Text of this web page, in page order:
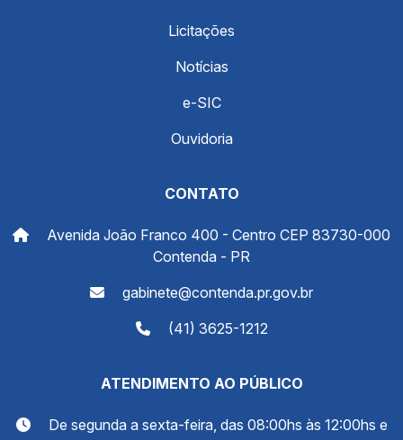
Licitações
Notícias
e-SIC
Ouvidoria
CONTATO
Avenida João Franco 400 - Centro CEP 83730-000
Contenda - PR
gabinete@contenda.pr.gov.br
(41) 3625-1212
ATENDIMENTO AO PÚBLICO
De segunda a sexta-feira, das 08:00hs às 12:00hs e